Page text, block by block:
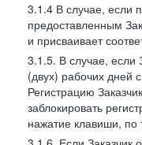
3.1.4 В случае, если
предоставленным
и присваивает
3.1.5. В случае, если
(двух) рабочих дней
Регистрацию
заблокировать
нажатие клавиши, по